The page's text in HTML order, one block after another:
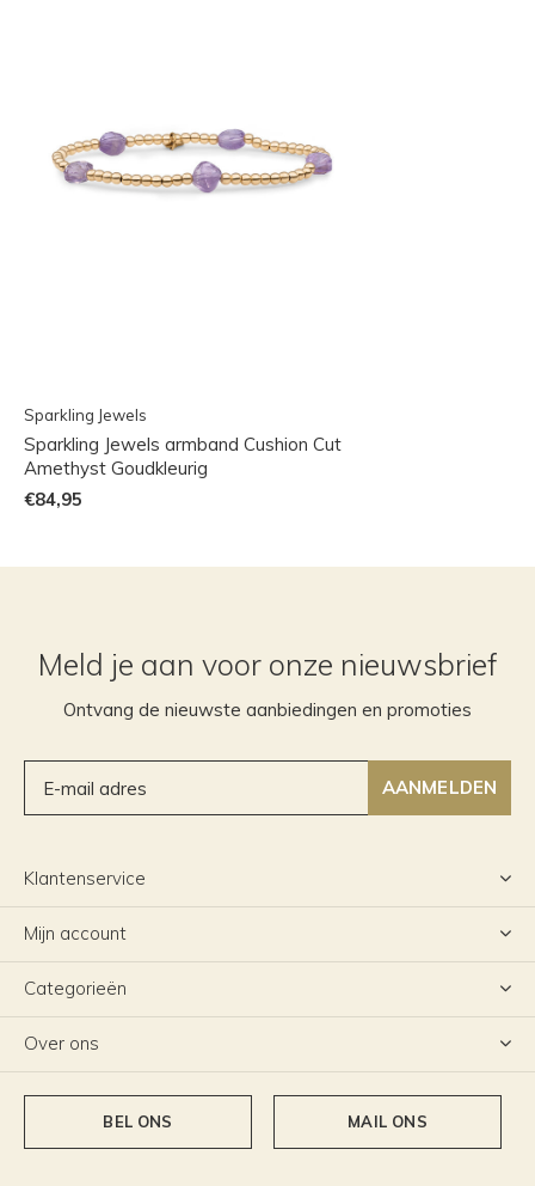
Sparkling Jewels
Sparkling Jewels armband Cushion Cut
Amethyst Goudkleurig
€84,95
Meld je aan voor onze nieuwsbrief
Ontvang de nieuwste aanbiedingen en promoties
AANMELDEN
Klantenservice
Mijn account
Categorieën
Over ons
BEL ONS MAIL ONS